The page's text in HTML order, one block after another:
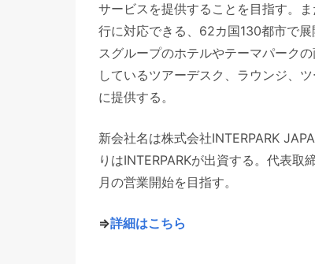
サービスを提供することを目指す。
行に対応できる、62カ国130都市で
スグループのホテルやテーマパーク
しているツアーデスク、ラウンジ、
に提供する。
新会社名は株式会社INTERPARK
りはINTERPARKが出資する。代表
月の営業開始を目指す。
⇒詳細はこちら